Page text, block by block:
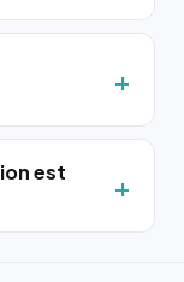
est